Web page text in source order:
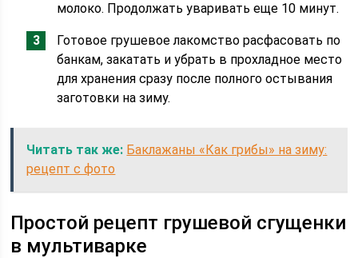
молоко. Продолжать уваривать еще 10 минут.
Готовое грушевое лакомство расфасовать по
банкам, закатать и убрать в прохладное место
для хранения сразу после полного остывания
заготовки на зиму.
Читать так же: Баклажаны «Как грибы» на зиму:
рецепт с фото
Простой рецепт грушевой сгущенки
в мультиварке